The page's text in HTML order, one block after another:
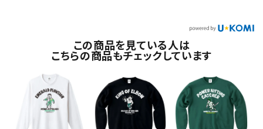
この商品を見ている人は
こちらの商品もチェックしています